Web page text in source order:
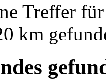
Treffer
km